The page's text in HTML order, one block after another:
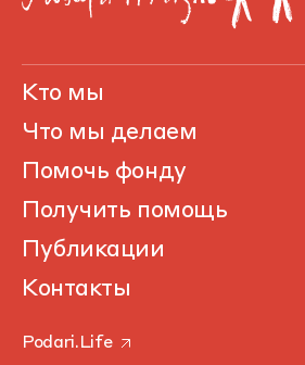
Кто мы
Что мы делаем
Помочь фонду
Получить помощь
Публикации
Контакты
Podari.Life